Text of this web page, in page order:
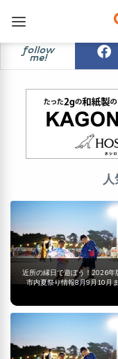
follow
me!
人
近所の縁日で遊ぼう！2026年
市内夏祭り情報8月9月10月